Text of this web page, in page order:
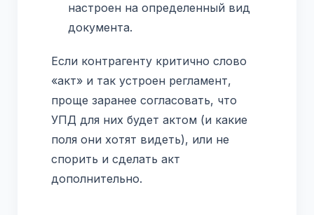
настроен на определенный вид
документа.
Если контрагенту критично слово
«акт» и так устроен регламент,
проще заранее согласовать, что
УПД для них будет актом (и какие
поля они хотят видеть), или не
спорить и сделать акт
дополнительно.